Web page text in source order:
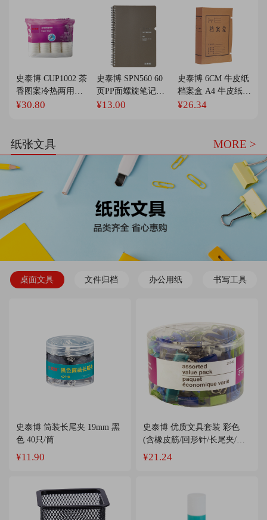
史泰博 CUP1002 茶
香图案冷热两用一
次性纸杯 250ml/9盎
¥30.80
史泰博 SPN560 60
页PP面螺旋笔记本
148*210mm A5 典
¥13.00
史泰博 6CM 牛皮纸
档案盒 A4 牛皮纸色
5个/封
¥26.34
纸张文具 MORE >
桌面文具 文件归档 办公用纸 书写工具
史泰博 筒装长尾夹 19mm 黑
色 40只/筒
¥11.90
史泰博 优质文具套装 彩色
(含橡皮筋/回形针/长尾夹/工
字钉)
¥21.24